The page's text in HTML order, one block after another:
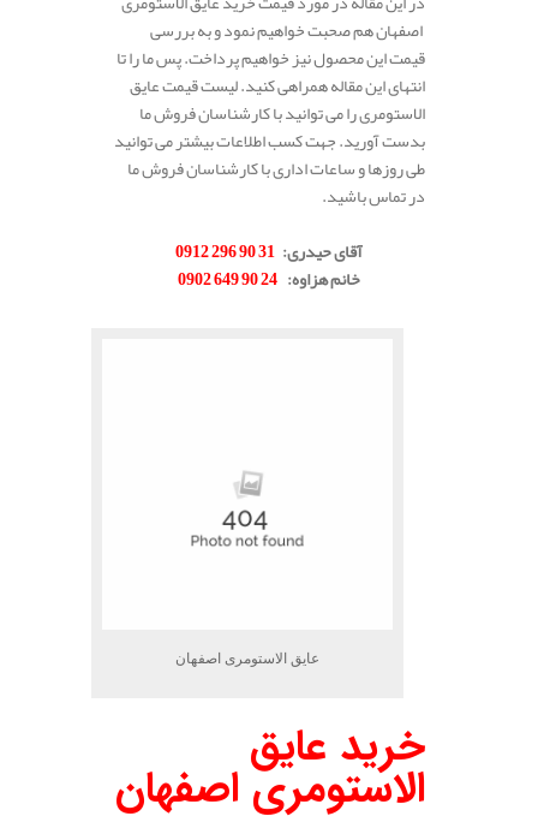
اصفهان هم صحبت خواهیم نمود و به بررسی
قیمت این محصول نیز خواهیم پرداخت. پس ما را تا
انتهای این مقاله همراهی کنید. لیست قیمت عایق
الاستومری را می توانید با کارشناسان فروش ما
بدست آورید. جهت کسب اطلاعات بیشتر می توانید
طی روزها و ساعات اداری با کارشناسان فروش ما
در تماس باشید.
آقای حیدری:
31 90 296 0912
خانم هزاوه:
24 90 649 0902
عایق الاستومری اصفهان
خرید عایق
الاستومری اصفهان